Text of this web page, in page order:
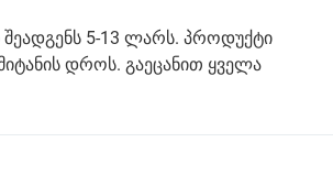
5-13 ლარს. პროდუქტი
დროს. გაეცანით ყველა